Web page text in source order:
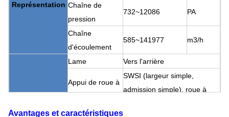
Représentation Chaîne de
pression
732~12086 PA
Chaîne
d'écoulement
585~141977 m3/h
Lame Vers l'arrière
Appui de roue à
SWSI (largeur simple,
admission simple), roue à
Avantages et caractéristiques